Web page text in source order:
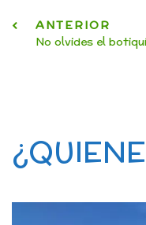
ANTERIOR
No olvides el